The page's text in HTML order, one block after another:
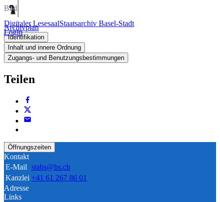
Digitaler LesesaalStaatsarchiv Basel-Stadt
Login
Bild
Archivplan
Identifikation
Inhalt und innere Ordnung
Zugangs- und Benutzungsbestimmungen
Teilen
Öffnungszeiten
Kontakt
E-Mail stabs@bs.ch
Kanzlei +41 61 267 86 01
Adresse
Links